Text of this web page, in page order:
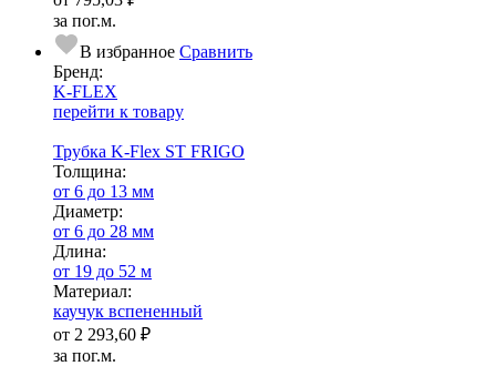
за пог.м.
В избранное Сравнить
Бренд:
K-FLEX
перейти к товару
Трубка K-Flex ST FRIGO
Тол­щи­на:
от 6 до 13 мм
Диаметр:
от 6 до 28 мм
Длина:
от 19 до 52 м
Ма­­те­­ри­­ал:
каучук вспененный
от 2 293,60 ₽
за пог.м.